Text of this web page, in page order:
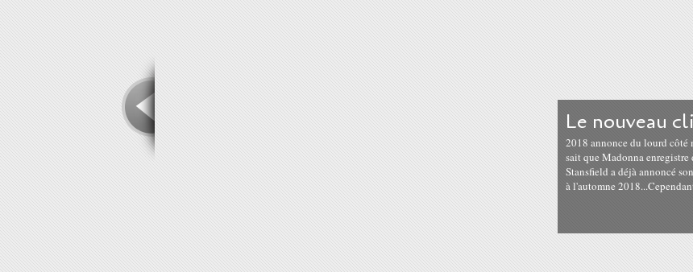
Le nouveau
2018 annonce du lourd côté
sait que Madonna
Stansfield a déjà annoncé
à l'automne